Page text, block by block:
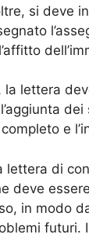
si deve
la lettera
e
lettera di
deve
in modo
futuri.